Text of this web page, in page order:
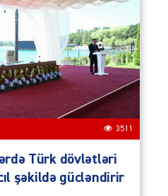
3511
Türk dövlətləri
şəkildə gücləndirir